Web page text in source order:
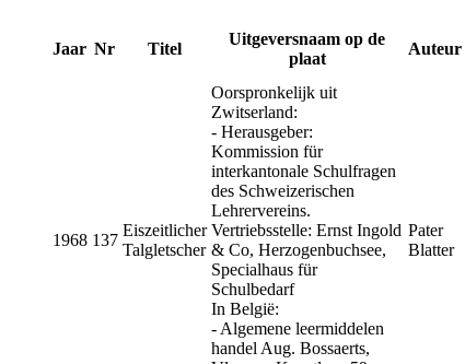
Jaar Nr Titel
Uitgeversnaam op de
plaat
Auteur
1968 137
Eiszeitlicher
Talgletscher
Oorspronkelijk uit
Zwitserland:
- Herausgeber:
Kommission für
interkantonale Schulfragen
des Schweizerischen
Lehrervereins.
Vertriebsstelle: Ernst Ingold
& Co, Herzogenbuchsee,
Specialhaus für
Schulbedarf
In België:
- Algemene leermiddelen
handel Aug. Bossaerts,
Pater
Blatter